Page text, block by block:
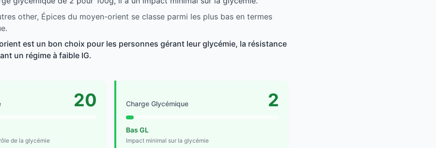
other, Épices du moyen-orient se classe parmi les plus bas en termes
est un bon choix pour les personnes gérant leur glycémie, la résistance
un régime à faible IG.
20
de la glycémie
Charge Glycémique 2
Bas GL
Impact minimal sur la glycémie